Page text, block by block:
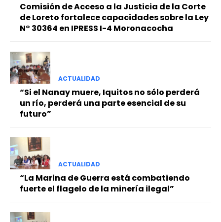
Comisión de Acceso a la Justicia de la Corte
de Loreto fortalece capacidades sobre la Ley
N° 30364 en IPRESS I-4 Moronacocha
ACTUALIDAD
“Si el Nanay muere, Iquitos no sólo perderá
un río, perderá una parte esencial de su
futuro”
ACTUALIDAD
“La Marina de Guerra está combatiendo
fuerte el flagelo de la minería ilegal”